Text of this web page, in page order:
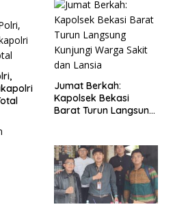
Jumat Berkah:
Kapolsek Bekasi
Barat Turun Langsung